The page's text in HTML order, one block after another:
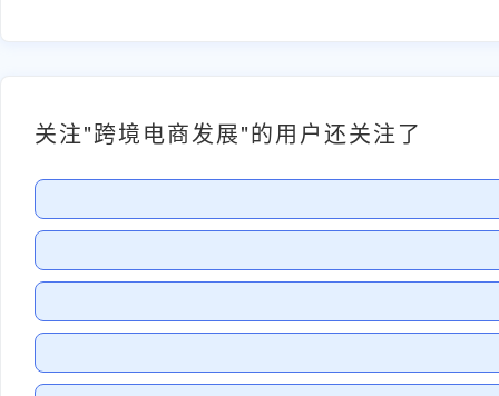
关注"跨境电商发展"的用户还关注了